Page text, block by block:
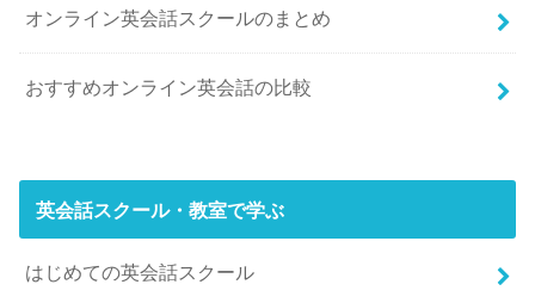
オンライン英会話スクールのまとめ
おすすめオンライン英会話の比較
英会話スクール・教室で学ぶ
はじめての英会話スクール